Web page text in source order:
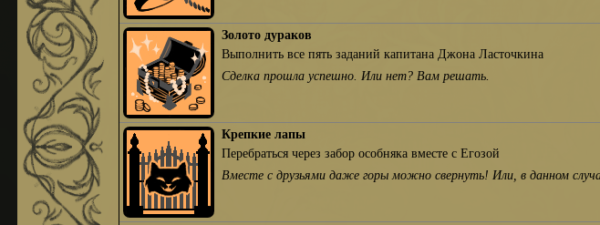
Золото дураков
Выполнить все пять заданий капитана Джона Ласточкина
Сделка прошла успешно. Или нет? Вам решать.
Крепкие лапы
Перебраться через забор особняка вместе с Егозой
Вместе с друзьями даже горы можно свернуть! Или, в данном